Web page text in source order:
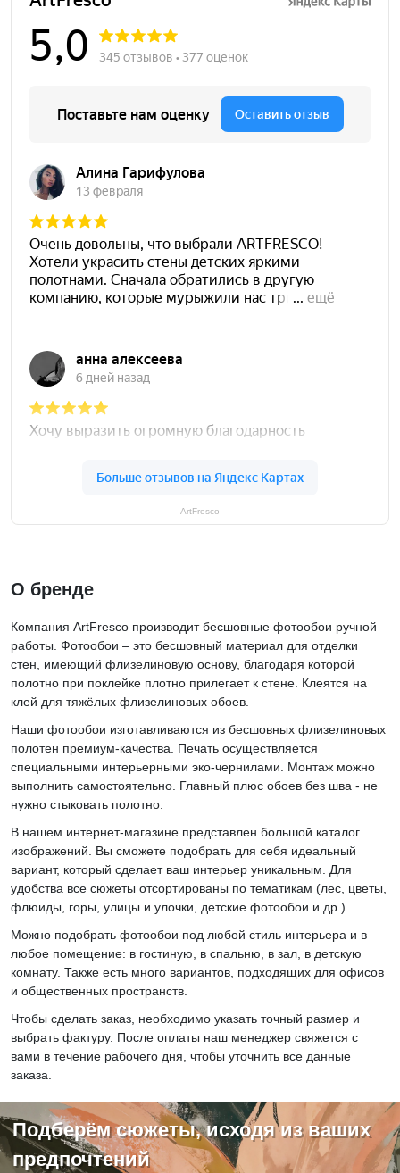
ArtFresco
О бренде
Компания ArtFresco производит бесшовные фотообои ручной
работы. Фотообои – это бесшовный материал для отделки
стен, имеющий флизелиновую основу, благодаря которой
полотно при поклейке плотно прилегает к стене. Клеятся на
клей для тяжёлых флизелиновых обоев.
Наши фотообои изготавливаются из бесшовных флизелиновых
полотен премиум-качества. Печать осуществляется
специальными интерьерными эко-чернилами. Монтаж можно
выполнить самостоятельно. Главный плюс обоев без шва - не
нужно стыковать полотно.
В нашем интернет-магазине представлен большой каталог
изображений. Вы сможете подобрать для себя идеальный
вариант, который сделает ваш интерьер уникальным. Для
удобства все сюжеты отсортированы по тематикам (лес, цветы,
флюиды, горы, улицы и улочки, детские фотообои и др.).
Можно подобрать фотообои под любой стиль интерьера и в
любое помещение: в гостиную, в спальню, в зал, в детскую
комнату. Также есть много вариантов, подходящих для офисов
и общественных пространств.
Чтобы сделать заказ, необходимо указать точный размер и
выбрать фактуру. После оплаты наш менеджер свяжется с
вами в течение рабочего дня, чтобы уточнить все данные
заказа.
Подберём сюжеты, исходя из ваших
предпочтений